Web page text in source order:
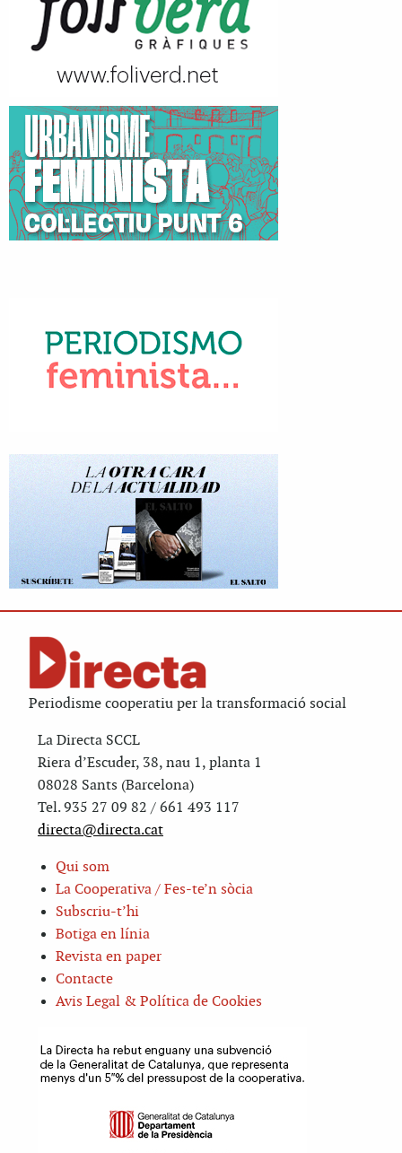
Periodisme cooperatiu per la transformació social
La Directa SCCL
Riera d’Escuder, 38, nau 1, planta 1
08028 Sants (Barcelona)
Tel. 935 27 09 82 / 661 493 117
directa@directa.cat
Qui som
La Cooperativa / Fes-te’n sòcia
Subscriu-t’hi
Botiga en línia
Revista en paper
Contacte
Avis Legal & Política de Cookies